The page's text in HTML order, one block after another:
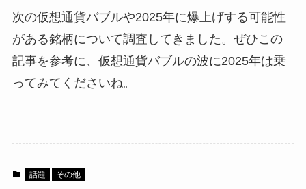
次の仮想通貨バブルや2025年に爆上げする可能性
がある銘柄について調査してきました。ぜひこの
記事を参考に、仮想通貨バブルの波に2025年は乗
ってみてくださいね。
話題 その他